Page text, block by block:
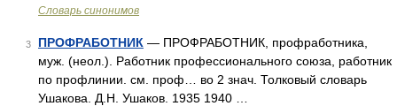
Словарь синонимов
3 ПРОФРАБОТНИК — ПРОФРАБОТНИК, профработника,
муж. (неол.). Работник профессионального союза, работник
по профлинии. см. проф… во 2 знач. Толковый словарь
Ушакова. Д.Н. Ушаков. 1935 1940 …